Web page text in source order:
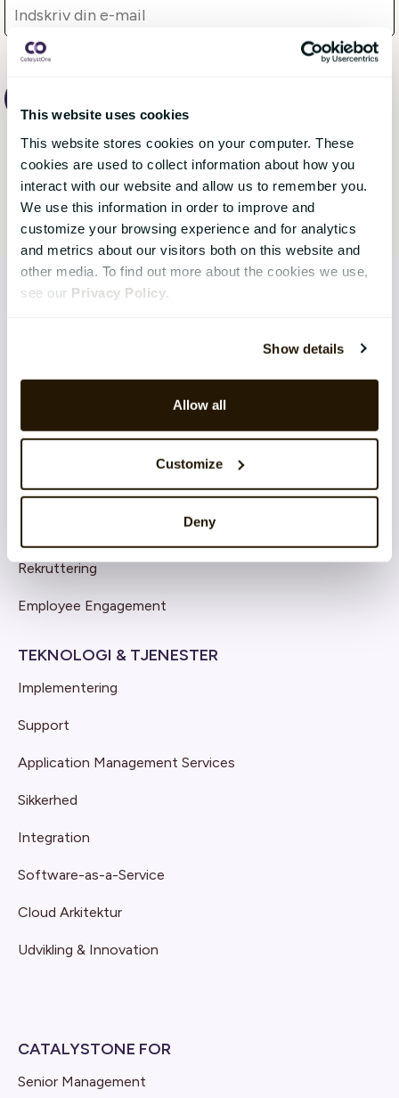
This website uses cookies
This website stores cookies on your computer. These
cookies are used to collect information about how you
interact with our website and allow us to remember you.
We use this information in order to improve and
customize your browsing experience and for analytics
and metrics about our visitors both on this website and
other media. To find out more about the cookies we use,
see our Privacy Policy
Show details
Allow all
Customize
Deny
Core HR Management
Competence & Learning
Talent & Succession
Rekruttering
Employee Engagement
TEKNOLOGI & TJENESTER
Implementering
Support
Application Management Services
Sikkerhed
Integration
Software-as-a-Service
Cloud Arkitektur
Udvikling & Innovation
CATALYSTONE FOR
Senior Management